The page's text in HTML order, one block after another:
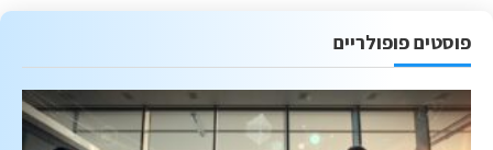
פוסטים פופולריים